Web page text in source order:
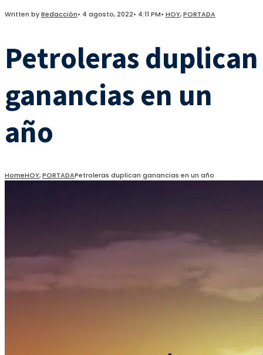
Written byRedacción• 4 agosto, 2022• 4:11 PM• HOY,PORTADA
Petroleras duplican
ganancias en un
año
HomeHOY,PORTADAPetroleras duplican ganancias en un año